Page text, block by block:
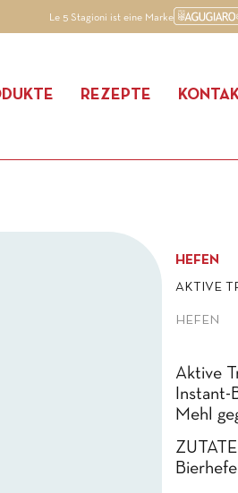
Le 5 Stagioni ist eine Marke
REZEPTE
HEFEN
AKTIVE
HEFEN
Aktive
Mehl